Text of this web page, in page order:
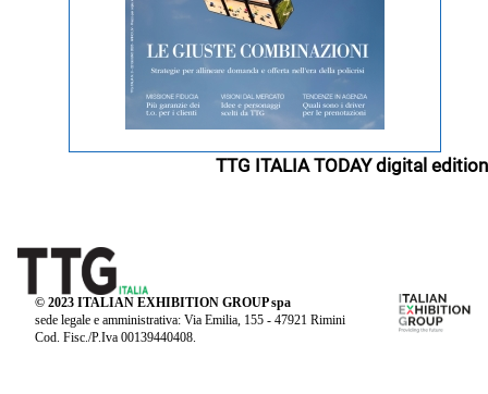
TTG ITALIA TODAY digital edition
© 2023 ITALIAN EXHIBITION GROUP spa
sede legale e amministrativa: Via Emilia, 155 - 47921 Rimini
Cod. Fisc./P.Iva 00139440408.